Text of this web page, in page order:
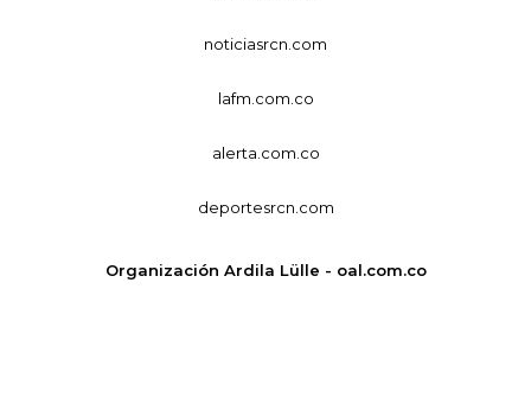
noticiasrcn.com
lafm.com.co
alerta.com.co
deportesrcn.com
Organización Ardila Lülle - oal.com.co